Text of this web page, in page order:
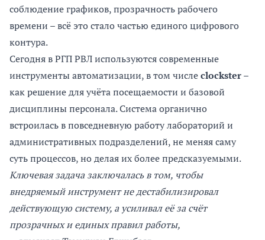
соблюдение графиков, прозрачность рабочего
времени – всё это стало частью единого цифрового
контура.
Сегодня в РГП РВЛ используются современные
инструменты автоматизации, в том числеclockster–
как решение для учёта посещаемости и базовой
дисциплины персонала. Система органично
встроилась в повседневную работу лабораторий и
административных подразделений, не меняя саму
суть процессов, но делая их более предсказуемыми.
Ключевая задача заключалась в том, чтобы
внедряемый инструмент не дестабилизировал
действующую систему, а усиливал её за счёт
прозрачных и единых правил работы,